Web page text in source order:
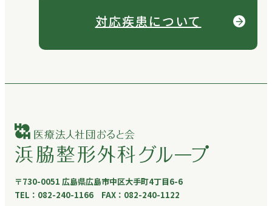
対応疾患について
〒730-0051 広島県広島市中区大手町4丁目6-6
TEL：082-240-1166 FAX：082-240-1122